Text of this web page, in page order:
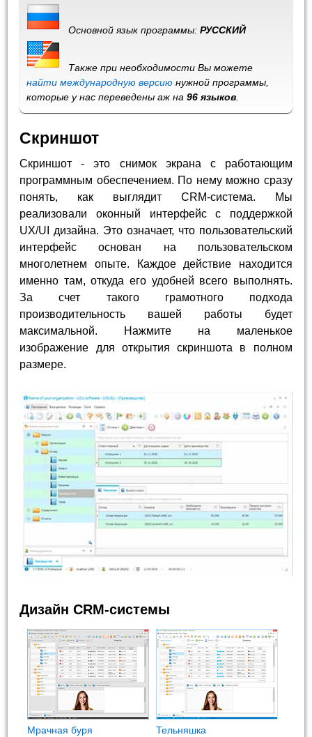
Основной язык программы:РУССКИЙ
Также при необходимости Вы можете
найти международную версию нужной программы,
которые у нас переведены аж на96 языков
Скриншот
Скриншот - это снимок экрана с работающим
программным обеспечением. По нему можно сразу
понять, как выглядит CRM-система. Мы
реализовали оконный интерфейс с поддержкой
UX/UI дизайна. Это означает, что пользовательский
интерфейс основан на пользовательском
многолетнем опыте. Каждое действие находится
именно там, откуда его удобней всего выполнять.
За счет такого грамотного подхода
производительность вашей работы будет
максимальной. Нажмите на маленькое
изображение для открытия скриншота в полном
размере.
Дизайн CRM-системы
Мрачная буря Тельняшка